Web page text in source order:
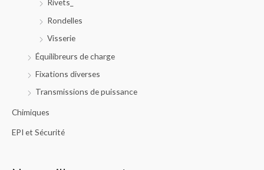
Rivets_
Rondelles
Visserie
Équilibreurs de charge
Fixations diverses
Transmissions de puissance
Chimiques
EPI et Sécurité